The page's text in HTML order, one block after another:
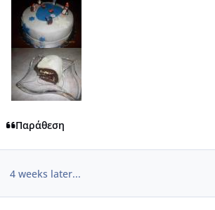
Παράθεση
4 weeks later...